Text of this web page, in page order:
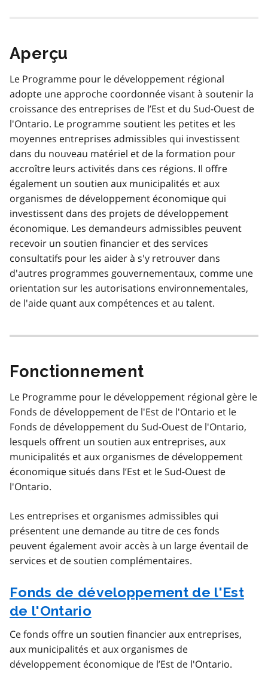
Aperçu
Le Programme pour le développement régional
adopte une approche coordonnée visant à soutenir la
croissance des entreprises de l’Est et du Sud-Ouest de
l'Ontario. Le programme soutient les petites et les
moyennes entreprises admissibles qui investissent
dans du nouveau matériel et de la formation pour
accroître leurs activités dans ces régions. Il offre
également un soutien aux municipalités et aux
organismes de développement économique qui
investissent dans des projets de développement
économique. Les demandeurs admissibles peuvent
recevoir un soutien financier et des services
consultatifs pour les aider à s'y retrouver dans
d'autres programmes gouvernementaux, comme une
orientation sur les autorisations environnementales,
de l'aide quant aux compétences et au talent.
Fonctionnement
Le Programme pour le développement régional gère le
Fonds de développement de l'Est de l'Ontario et le
Fonds de développement du Sud-Ouest de l'Ontario,
lesquels offrent un soutien aux entreprises, aux
municipalités et aux organismes de développement
économique situés dans l’Est et le Sud-Ouest de
l'Ontario.
Les entreprises et organismes admissibles qui
présentent une demande au titre de ces fonds
peuvent également avoir accès à un large éventail de
services et de soutien complémentaires.
Fonds de développement de l'Est
de l'Ontario
Ce fonds offre un soutien financier aux entreprises,
aux municipalités et aux organismes de
développement économique de l’Est de l'Ontario.